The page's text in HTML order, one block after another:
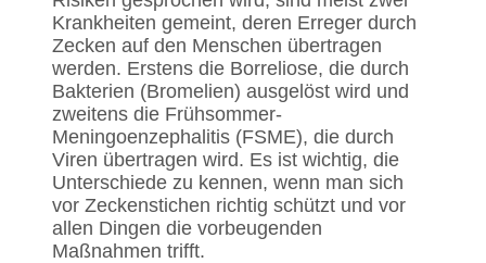
Krankheiten gemeint, deren Erreger durch
Zecken auf den Menschen übertragen
werden. Erstens die Borreliose, die durch
Bakterien (Bromelien) ausgelöst wird und
zweitens die Frühsommer-
Meningoenzephalitis (FSME), die durch
Viren übertragen wird. Es ist wichtig, die
Unterschiede zu kennen, wenn man sich
vor Zeckenstichen richtig schützt und vor
allen Dingen die vorbeugenden
Maßnahmen trifft.